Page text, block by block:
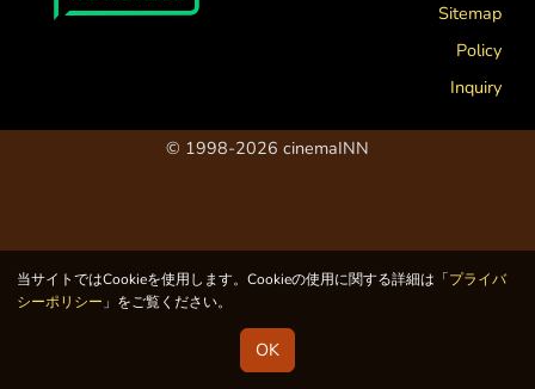
当サイトではCookieを使用します。Cookieの使用に関する詳細は「プライバ
シーポリシー 」をご覧ください。
OK
Sitemap
Policy
Inquiry
© 1998-2026 cinemaINN